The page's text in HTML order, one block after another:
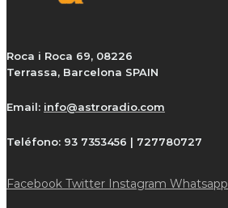
Roca i Roca 69, 08226
Terrassa, Barcelona SPAIN
Email: info@astroradio.com
Teléfono: 93 7353456 | 727780727
Facebook Twitter Instagram Whatsapp